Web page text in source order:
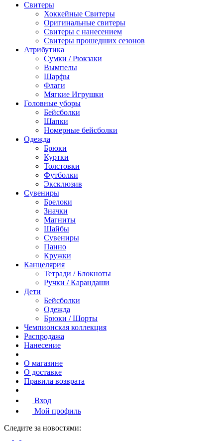
Свитеры
Хоккейные Свитеры
Оригинальные свитеры
Свитеры с нанесением
Свитеры прошедших сезонов
Атрибутика
Сумки / Рюкзаки
Вымпелы
Шарфы
Флаги
Мягкие Игрушки
Головные уборы
Бейсболки
Шапки
Номерные бейсболки
Одежда
Брюки
Куртки
Толстовки
Футболки
Эксклюзив
Сувениры
Брелоки
Значки
Магниты
Шайбы
Сувениры
Панно
Кружки
Канцелярия
Тетради / Блокноты
Ручки / Карандаши
Дети
Бейсболки
Одежда
Брюки / Шорты
Чемпионская коллекция
Распродажа
Нанесение
О магазине
О доставке
Правила возврата
Вход
Мой профиль
Cледите за новостями: